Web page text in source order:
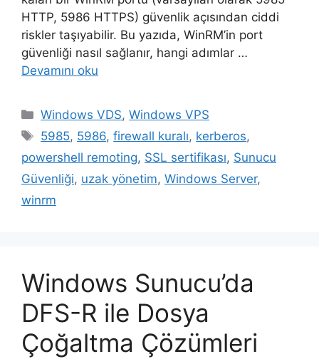
HTTP, 5986 HTTPS) güvenlik açısından ciddi
riskler taşıyabilir. Bu yazıda, WinRM’in port
güvenliği nasıl sağlanır, hangi adımlar …
Devamını oku
Kategoriler
Windows VDS,Windows VPS
Etiketler
5985, 5986,firewall kuralı, kerberos,
powershell remoting, SSL sertifikası, Sunucu
Güvenliği, uzak yönetim, Windows Server,
winrm
Windows Sunucu’da
DFS-R ile Dosya
Çoğaltma Çözümleri